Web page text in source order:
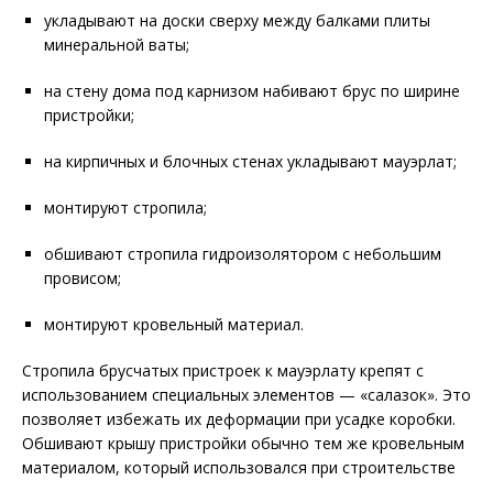
укладывают на доски сверху между балками плиты
минеральной ваты;
на стену дома под карнизом набивают брус по ширине
пристройки;
на кирпичных и блочных стенах укладывают мауэрлат;
монтируют стропила;
обшивают стропила гидроизолятором с небольшим
провисом;
монтируют кровельный материал.
Стропила брусчатых пристроек к мауэрлату крепят с
использованием специальных элементов — «салазок». Это
позволяет избежать их деформации при усадке коробки.
Обшивают крышу пристройки обычно тем же кровельным
материалом, который использовался при строительстве